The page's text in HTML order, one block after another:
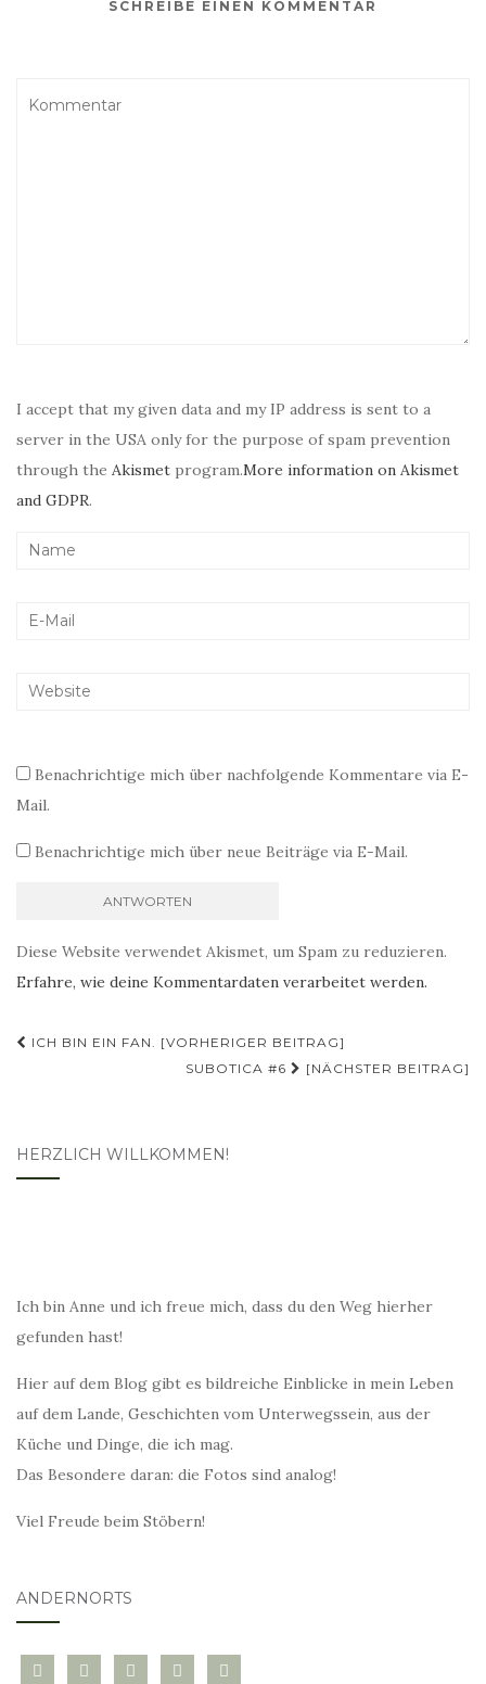
SCHREIBE EINEN KOMMENTAR
I accept that my given data and my IP address is sent to a
server in the USA only for the purpose of spam prevention
through the Akismet program.More information on Akismet
and GDPR.
Benachrichtige mich über nachfolgende Kommentare via E-
Mail.
Benachrichtige mich über neue Beiträge via E-Mail.
Diese Website verwendet Akismet, um Spam zu reduzieren.
Erfahre, wie deine Kommentardaten verarbeitet werden.
Beitragsnavigation
ICH BIN EIN FAN. [VORHERIGER BEITRAG]
SUBOTICA #6
[NÄCHSTER BEITRAG]
HERZLICH WILLKOMMEN!
Ich bin Anne und ich freue mich, dass du den Weg hierher
gefunden hast!
Hier auf dem Blog gibt es bildreiche Einblicke in mein Leben
auf dem Lande, Geschichten vom Unterwegssein, aus der
Küche und Dinge, die ich mag.
Das Besondere daran: die Fotos sind analog!
Viel Freude beim Stöbern!
ANDERNORTS
bloglovininstagramtwitter pinterest
mail